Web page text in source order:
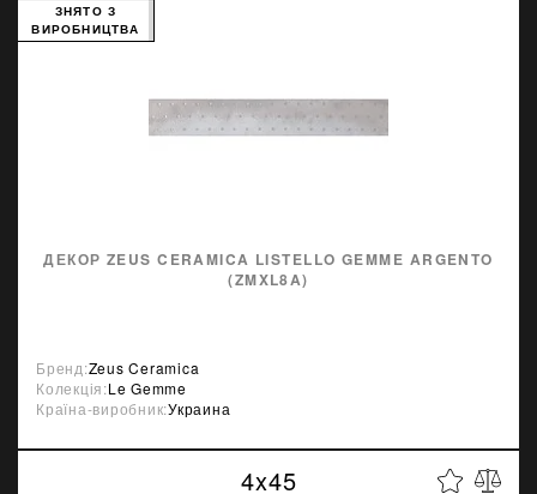
ДЕКОР ZEUS CERAMICA LISTELLO GEMME ARGENTO
(ZMXL8A)
ЗНЯТО З
ВИРОБНИЦТВА
Бренд:Zeus Ceramica
Колекція:Le Gemme
Країна-виробник:Украина
4x45